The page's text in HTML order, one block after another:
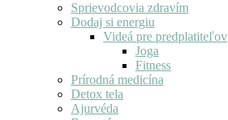
Sprievodcovia zdravím
Dodaj si energiu
Videá pre predplatiteľov
Joga
Fitness
Prírodná medicína
Detox tela
Ajurvéda